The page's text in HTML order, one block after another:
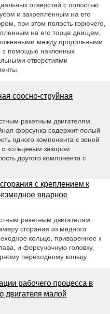
отверстий с полостью
и закрепленным на его
при этом полость горючего,
на его торце днищем,
между продольными
с помощью наклонных
отверстиями
соосно-струйная
ракетным двигателям.
форсунка содержит полый
одного компонента с зоной
кольцевым зазором
другого компонента с
с креплением к
вварное
ракетным двигателям.
сгорания из медного
кольцо, приваренное к
и форсуночную головку,
переходному кольцу.
рабочего процесса в
двигателя малой